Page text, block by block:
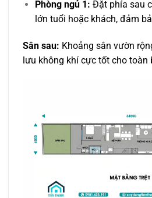
Phòng ngủ 1: Đặt phía sau
lớn tuổi hoặc khách, đảm
Sân sau: Khoảng sân vườn
lưu không khí cực tốt cho toàn